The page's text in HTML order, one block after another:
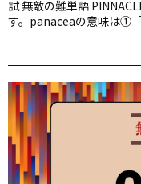
試 無敵の難単語
す。panaceaの意味は①